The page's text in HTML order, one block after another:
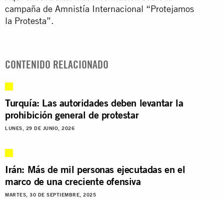
campaña de Amnistía Internacional “Protejamos
la Protesta”.
CONTENIDO RELACIONADO
Turquía: Las autoridades deben levantar la
prohibición general de protestar
LUNES, 29 DE JUNIO, 2026
Irán: Más de mil personas ejecutadas en el
marco de una creciente ofensiva
MARTES, 30 DE SEPTIEMBRE, 2025